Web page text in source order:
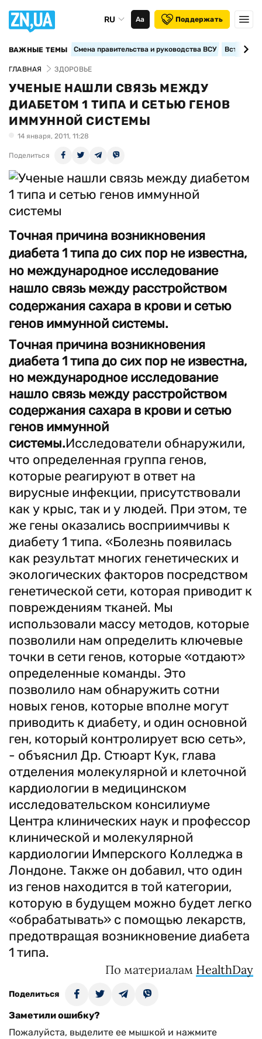
RU Аа Поддержать
ВАЖНЫЕ ТЕМЫ Смена правительства и руководства ВСУ
ГЛАВНАЯ ЗДОРОВЬЕ
УЧЕНЫЕ НАШЛИ СВЯЗЬ МЕЖДУ
ДИАБЕТОМ 1 ТИПА И СЕТЬЮ ГЕНОВ
ИММУННОЙ СИСТЕМЫ
14 января, 2011, 11:28
Поделиться
Точная причина возникновения
диабета 1 типа до сих пор не известна,
но международное исследование
нашло связь между расстройством
содержания сахара в крови и сетью
генов иммунной системы.
Точная причина возникновения
диабета 1 типа до сих пор не известна,
но международное исследование
нашло связь между расстройством
содержания сахара в крови и сетью
генов иммунной
системы.Исследователи обнаружили,
что определенная группа генов,
которые реагируют в ответ на
вирусные инфекции, присутствовали
как у крыс, так и у людей. При этом, те
же гены оказались восприимчивы к
диабету 1 типа. «Болезнь появилась
как результат многих генетических и
экологических факторов посредством
генетической сети, которая приводит к
повреждениям тканей. Мы
использовали массу методов, которые
позволили нам определить ключевые
точки в сети генов, которые «отдают»
определенные команды. Это
позволило нам обнаружить сотни
новых генов, которые вполне могут
приводить к диабету, и один основной
ген, который контролирует всю сеть»,
- объяснил Др. Стюарт Кук, глава
отделения молекулярной и клеточной
кардиологии в медицинском
исследовательском консилиуме
Центра клинических наук и профессор
клинической и молекулярной
кардиологии Имперского Колледжа в
Лондоне. Также он добавил, что один
из генов находится в той категории,
которую в будущем можно будет легко
«обрабатывать» с помощью лекарств,
предотвращая возникновение диабета
1 типа.
По материалам HealthDay
Поделиться
Заметили ошибку?
Пожалуйста, выделите ее мышкой и нажмите